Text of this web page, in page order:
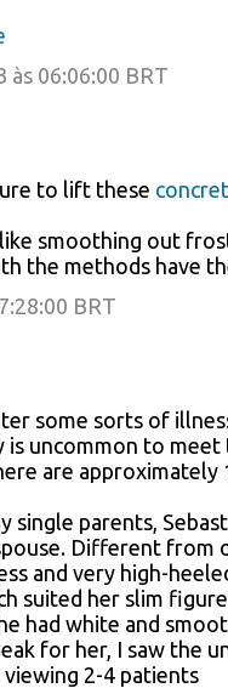
às 06:06:00 BRT
to lift these
smoothing out
the methods have
BRT
some sorts of
uncommon to meet
are
single parents,
Different from
and very high-
suited her slim
had white and
for her, I saw the
2-4 patients